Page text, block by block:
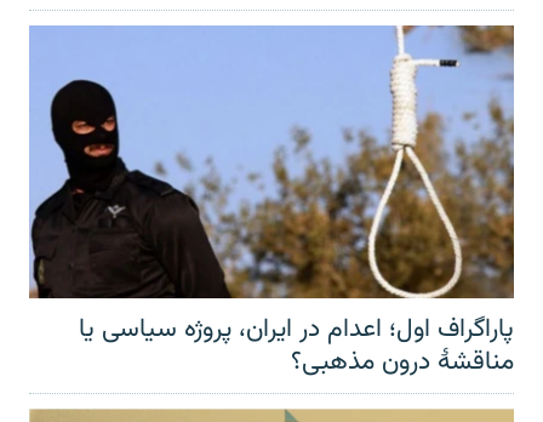
پاراگراف اول؛ اعدام در ایران، پروژه سیاسی یا
مناقشهٔ درون مذهبی؟